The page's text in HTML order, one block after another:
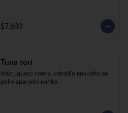
$7.600
Tuna tori
Atún, queso crema, cebollín envuelto en
pollo apanado panko.